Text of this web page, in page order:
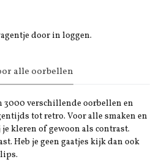
door in loggen.
alle oorbellen
3000 verschillende oorbellen en
tot retro. Voor alle smaken en
kleren of gewoon als contrast.
Heb je geen gaatjes kijk dan ook